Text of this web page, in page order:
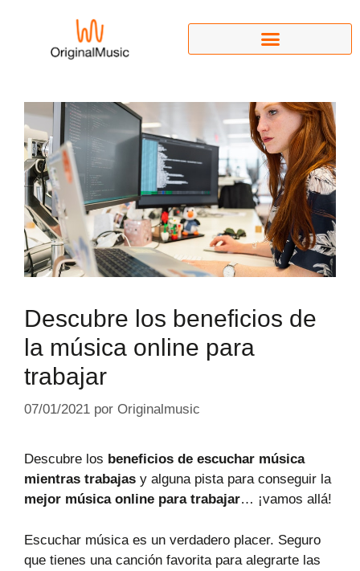
Descubre los beneficios de
la música online para
trabajar
07/01/2021 por Originalmusic
Descubre los beneficios de escuchar música
mientras trabajas y alguna pista para conseguir la
mejor música online para trabajar… ¡vamos allá!
Escuchar música es un verdadero placer. Seguro
que tienes una canción favorita para alegrarte las